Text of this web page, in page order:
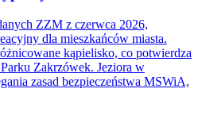
ZZM z czerwca 2026,
dla mieszkańców miasta.
kąpielisko, co potwierdza
Zakrzówek. Jeziora w
zasad bezpieczeństwa MSWiA,